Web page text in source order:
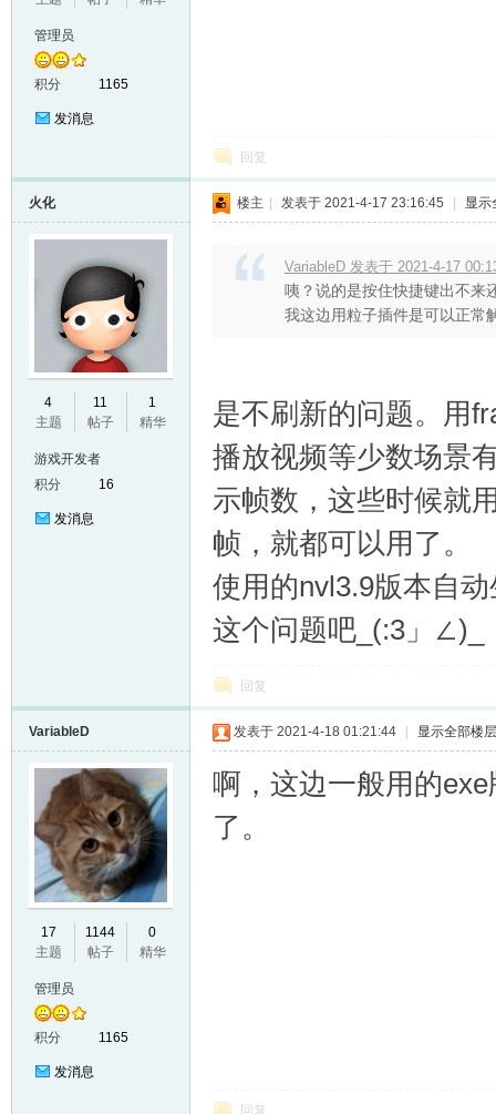
管理员
积分 1165
发消息
回复
火化
4
主题
11
帖子
1
精华
游戏开发者
积分
16
发消息
楼主 发表于 2021-4-17 23:16:45 显示
VariableD 发表于 2021-4-17
咦？说的是按住快捷键出不来
我这边用粒子插件是可以正常
是不刷新的问题。用
播放视频等少数场景
示帧数，这些时候就
帧，就都可以用了。
使用的nvl3.9版本自
这个问题吧_(:3」∠)_
回复
VariableD
17
主题
1144
帖子
0
精华
管理员
积分 1165
发消息
发表于 2021-4-18 01:21:44 显示全部楼层
啊，这边一般用的
了。
回复